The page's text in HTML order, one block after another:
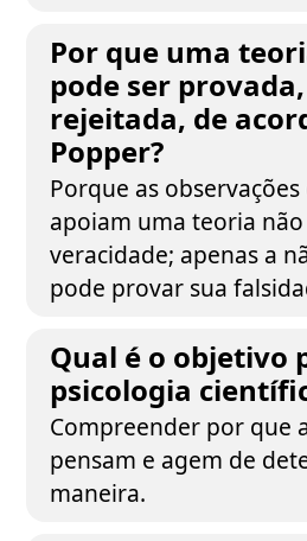
Por que uma
pode ser
rejeitada, de
Popper?
Porque as
apoiam uma teoria
veracidade; apenas a
pode provar sua
Qual é o objetivo
psicologia
Compreender por que
pensam e agem de
maneira.